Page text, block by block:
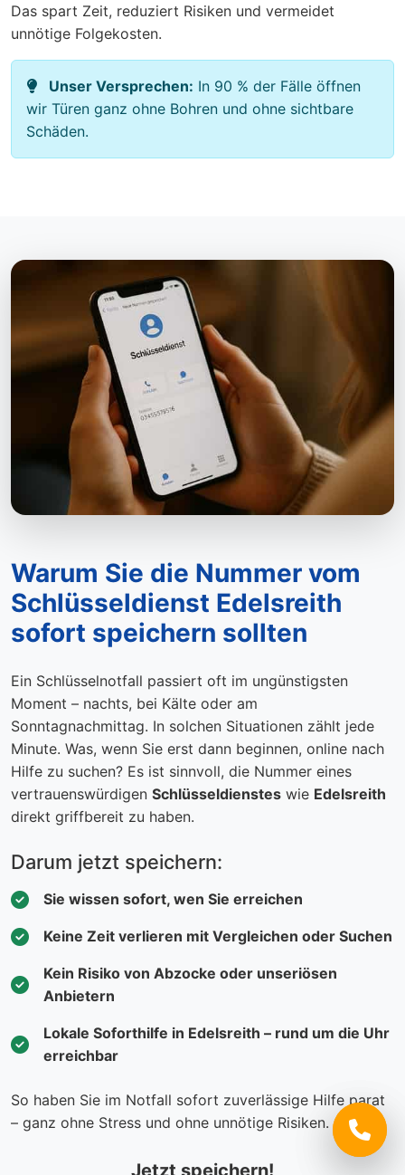
Das spart Zeit, reduziert Risiken und vermeidet
unnötige Folgekosten.
Unser Versprechen: In 90 % der Fälle öffnen
wir Türen ganz ohne Bohren und ohne sichtbare
Schäden.
Warum Sie die Nummer vom
Schlüsseldienst Edelsreith
sofort speichern sollten
Ein Schlüsselnotfall passiert oft im ungünstigsten
Moment – nachts, bei Kälte oder am
Sonntagnachmittag. In solchen Situationen zählt jede
Minute. Was, wenn Sie erst dann beginnen, online nach
Hilfe zu suchen? Es ist sinnvoll, die Nummer eines
vertrauenswürdigen Schlüsseldienstes wie Edelsreith
direkt griffbereit zu haben.
Darum jetzt speichern:
Sie wissen sofort, wen Sie erreichen
Keine Zeit verlieren mit Vergleichen oder Suchen
Kein Risiko von Abzocke oder unseriösen
Anbietern
Lokale Soforthilfe in Edelsreith – rund um die Uhr
erreichbar
So haben Sie im Notfall sofort zuverlässige Hilfe parat
– ganz ohne Stress und ohne unnötige Risiken.